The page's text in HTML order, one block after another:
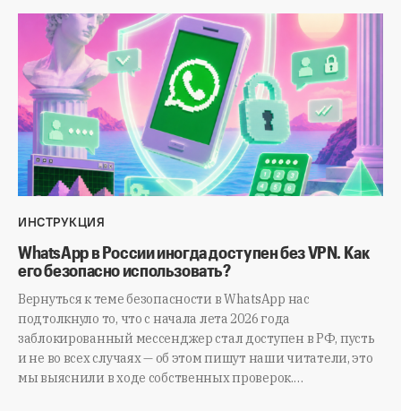
ИНСТРУКЦИЯ
WhatsApp в России иногда доступен без VPN. Как
его безопасно использовать?
Вернуться к теме безопасности в WhatsApp нас
подтолкнуло то, что с начала лета 2026 года
заблокированный мессенджер стал доступен в РФ, пусть
и не во всех случаях — об этом пишут наши читатели, это
мы выяснили в ходе собственных проверок.…